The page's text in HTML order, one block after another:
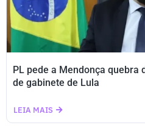
PL pede a Mendonça quebra
de gabinete de Lula
LEIA MAIS